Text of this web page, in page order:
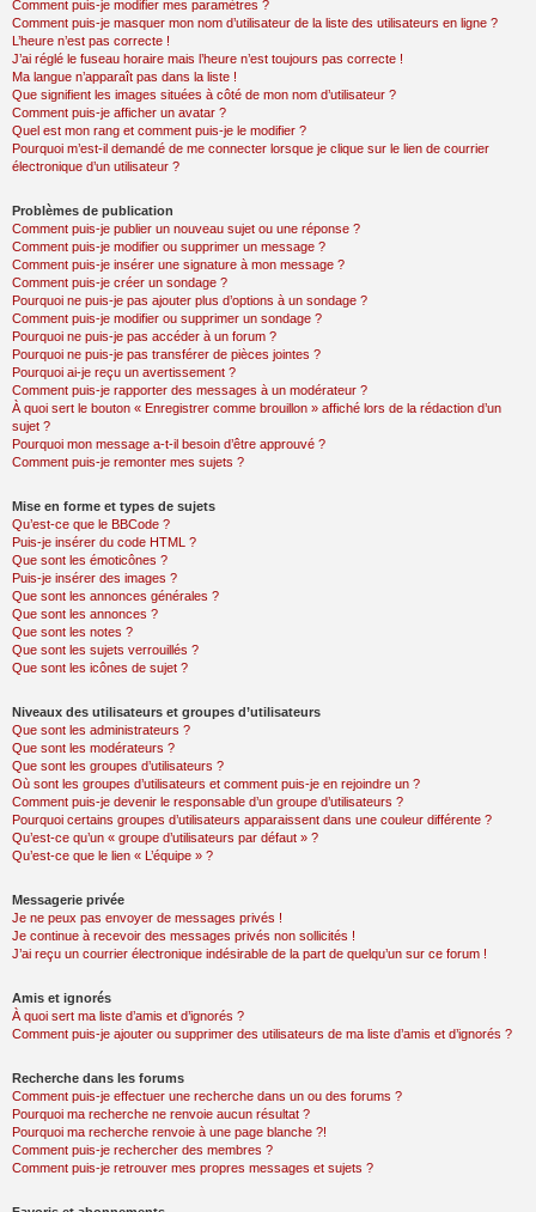
Comment puis-je modifier mes paramètres ?
Comment puis-je masquer mon nom d’utilisateur de la liste des utilisateurs en ligne ?
L’heure n’est pas correcte !
J’ai réglé le fuseau horaire mais l’heure n’est toujours pas correcte !
Ma langue n’apparaît pas dans la liste !
Que signifient les images situées à côté de mon nom d’utilisateur ?
Comment puis-je afficher un avatar ?
Quel est mon rang et comment puis-je le modifier ?
Pourquoi m’est-il demandé de me connecter lorsque je clique sur le lien de courrier
électronique d’un utilisateur ?
Problèmes de publication
Comment puis-je publier un nouveau sujet ou une réponse ?
Comment puis-je modifier ou supprimer un message ?
Comment puis-je insérer une signature à mon message ?
Comment puis-je créer un sondage ?
Pourquoi ne puis-je pas ajouter plus d’options à un sondage ?
Comment puis-je modifier ou supprimer un sondage ?
Pourquoi ne puis-je pas accéder à un forum ?
Pourquoi ne puis-je pas transférer de pièces jointes ?
Pourquoi ai-je reçu un avertissement ?
Comment puis-je rapporter des messages à un modérateur ?
À quoi sert le bouton « Enregistrer comme brouillon » affiché lors de la rédaction d’un
sujet ?
Pourquoi mon message a-t-il besoin d’être approuvé ?
Comment puis-je remonter mes sujets ?
Mise en forme et types de sujets
Qu’est-ce que le BBCode ?
Puis-je insérer du code HTML ?
Que sont les émoticônes ?
Puis-je insérer des images ?
Que sont les annonces générales ?
Que sont les annonces ?
Que sont les notes ?
Que sont les sujets verrouillés ?
Que sont les icônes de sujet ?
Niveaux des utilisateurs et groupes d’utilisateurs
Que sont les administrateurs ?
Que sont les modérateurs ?
Que sont les groupes d’utilisateurs ?
Où sont les groupes d’utilisateurs et comment puis-je en rejoindre un ?
Comment puis-je devenir le responsable d’un groupe d’utilisateurs ?
Pourquoi certains groupes d’utilisateurs apparaissent dans une couleur différente ?
Qu’est-ce qu’un « groupe d’utilisateurs par défaut » ?
Qu’est-ce que le lien « L’équipe » ?
Messagerie privée
Je ne peux pas envoyer de messages privés !
Je continue à recevoir des messages privés non sollicités !
J’ai reçu un courrier électronique indésirable de la part de quelqu’un sur ce forum !
Amis et ignorés
À quoi sert ma liste d’amis et d’ignorés ?
Comment puis-je ajouter ou supprimer des utilisateurs de ma liste d’amis et d’ignorés ?
Recherche dans les forums
Comment puis-je effectuer une recherche dans un ou des forums ?
Pourquoi ma recherche ne renvoie aucun résultat ?
Pourquoi ma recherche renvoie à une page blanche ?!
Comment puis-je rechercher des membres ?
Comment puis-je retrouver mes propres messages et sujets ?